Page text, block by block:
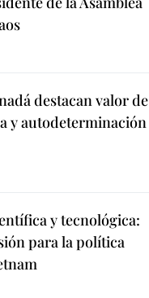
destacan valor de
y autodeterminación
y tecnológica:
para la política